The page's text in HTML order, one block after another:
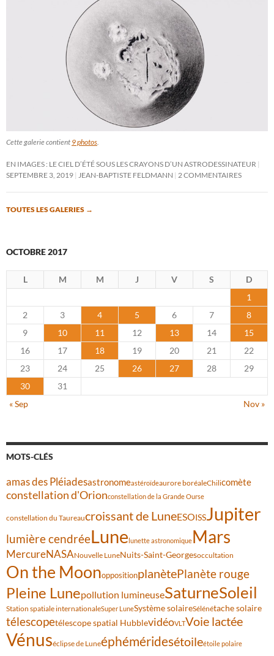
Cette galerie contient 9 photos
EN IMAGES : LE CIEL D’ÉTÉ SOUS LES CRAYONS D’UN ASTRODESSINATEUR
SEPTEMBRE 3, 2019
JEAN-BAPTISTE FELDMANN 2 COMMENTAIRES
TOUTES LES GALERIES →
OCTOBRE 2017
L M M J V S
D
1
2
3 4 5 6 7
8
9
10 11 12 13 14
15
16
17 18 19 20 21
22
23
24 25 26 27 28
29
30
31
« Sep
Nov »
MOTS-CLÉS
amas des Pléiadesastronomeastéroïdeaurore boréaleChilicomète
constellation d'Orionconstellation de la Grande Ourse
constellation du Taureaucroissant de LuneESOISSJupiter
lumière cendréeLunelunette astronomiqueMars
MercureNASANouvelle LuneNuits-Saint-Georgesoccultation
On the MoonoppositionplanètePlanète rouge
Pleine Lunepollution lumineuseSaturneSoleil
Station spatiale internationaleSuper LuneSystème solaireSélénétache solaire
télescopetélescope spatial HubblevidéoVLTVoie lactée
Vénuséclipse de Luneéphéméridesétoileétoile polaire